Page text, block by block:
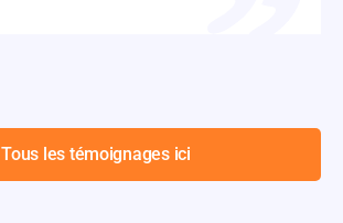
Tous les témoignages ici